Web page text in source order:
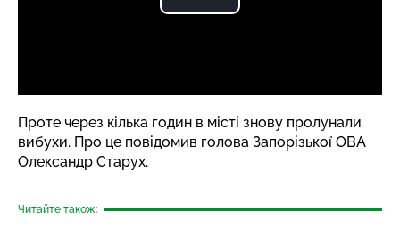
Проте через кілька годин в місті знову пролунали
вибухи. Про це повідомив голова Запорізької ОВА
Олександр Старух.
Читайте також: